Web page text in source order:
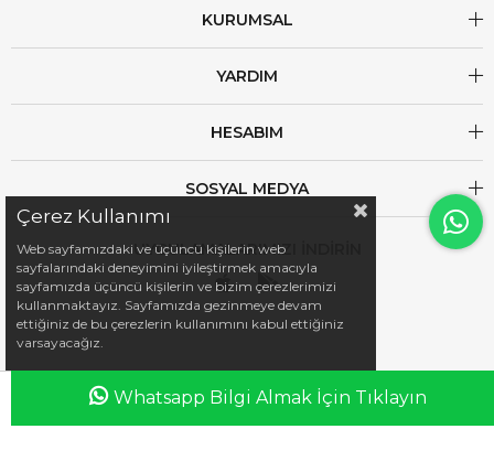
KURUMSAL
YARDIM
HESABIM
SOSYAL MEDYA
UYGULAMALARIMIZI İNDİRİN
Whatsapp Bilgi Almak İçin Tıklayın
Çerez Kullanımı
Web sayfamızdaki ve üçüncü kişilerin web
sayfalarındaki deneyimini iyileştirmek amacıyla
sayfamızda üçüncü kişilerin ve bizim çerezlerimizi
kullanmaktayız. Sayfamızda gezinmeye devam
ettiğiniz de bu çerezlerin kullanımını kabul ettiğiniz
varsayacağız.
Anasayfa Favorilerim Sepetim Üye Girişi